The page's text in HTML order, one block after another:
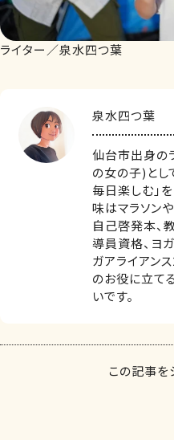
ライター／泉水四つ葉
泉水四つ葉
仙台市出身の
の女の子)とし
毎日楽しむ」
味はマラソン
自己啓発本、
導員資格、ヨ
ガアライアン
のお役に立て
いです。
この記事を